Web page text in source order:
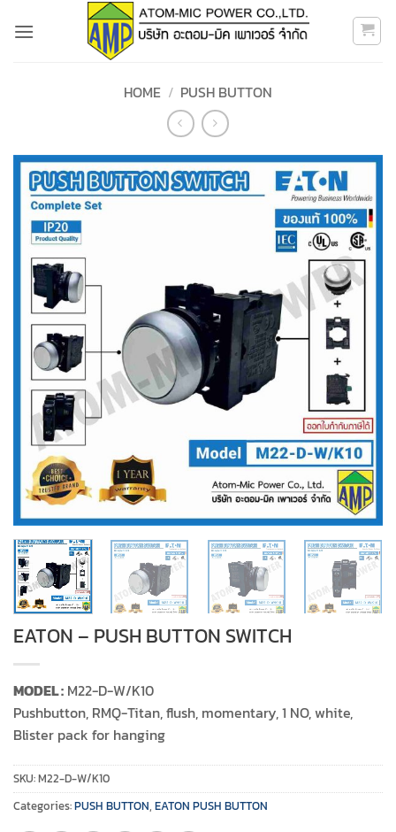
HOME / PUSH BUTTON
EATON – PUSH BUTTON SWITCH
MODEL : M22-D-W/K10
Pushbutton, RMQ-Titan, flush, momentary, 1 NO, white,
Blister pack for hanging
SKU:M22-D-W/K10
Categories:PUSH BUTTON, EATON PUSH BUTTON